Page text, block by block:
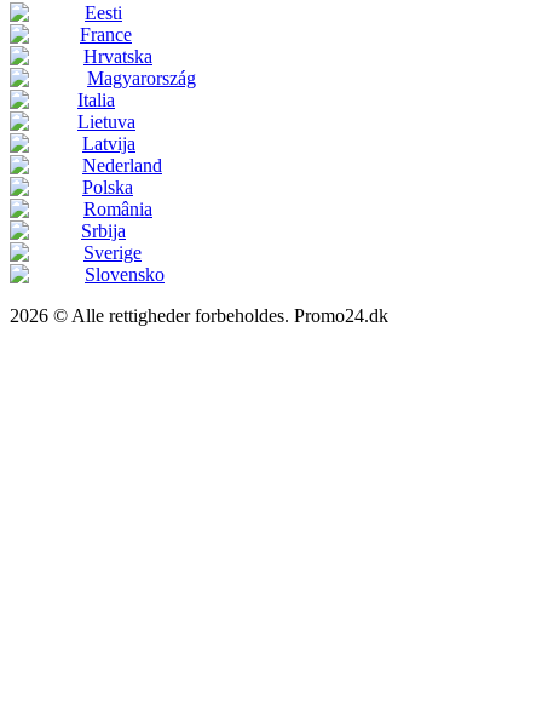
Eesti
France
Hrvatska
Magyarország
Italia
Lietuva
Latvija
Nederland
Polska
România
Srbija
Sverige
Slovensko
2026 © Alle rettigheder forbeholdes. Promo24.dk